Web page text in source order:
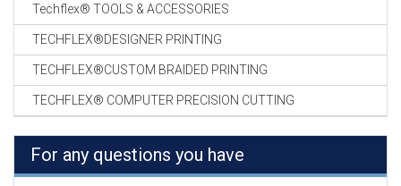
Techflex® TOOLS & ACCESSORIES
TECHFLEX®DESIGNER PRINTING
TECHFLEX®CUSTOM BRAIDED PRINTING
TECHFLEX® COMPUTER PRECISION CUTTING
For any questions you have